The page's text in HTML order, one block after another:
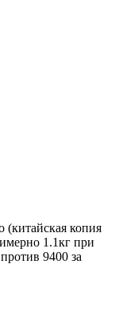
(китайская копия
1.1кг при
9400 за